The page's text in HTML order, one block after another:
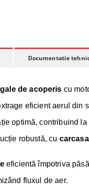
Documentatie
de acoperis cu
eficient aerul
optimă, contribuind
robustă, cu
eficientă împotriva
fluxul de aer.